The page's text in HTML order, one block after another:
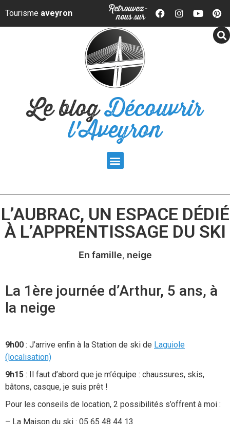
Panneau de gestion des cookies
Tourisme aveyron Retrouvez-
nous sur
Le blogDécouvrir
l'Aveyron
L’AUBRAC, UN ESPACE DÉDIÉ
À L’APPRENTISSAGE DU SKI
En famille neige
La 1ère journée d’Arthur, 5 ans, à
la neige
9h00 : J’arrive enfin à la Station de ski de Laguiole
(localisation)
9h15 : Il faut d’abord que je m’équipe : chaussures, skis,
bâtons, casque, je suis prêt !
Pour les conseils de location, 2 possibilités s’offrent à moi :
– La Maison du ski : 05 65 48 44 13